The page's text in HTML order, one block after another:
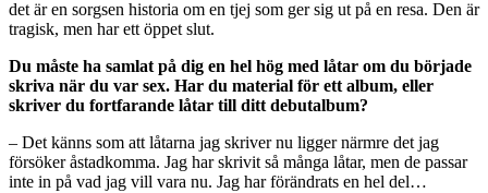
det är en sorgsen historia om en tjej som ger sig ut på en resa. Den är
tragisk, men har ett öppet slut.
Du måste ha samlat på dig en hel hög med låtar om du började
skriva när du var sex. Har du material för ett album, eller
skriver du fortfarande låtar till ditt debutalbum?
– Det känns som att låtarna jag skriver nu ligger närmre det jag
försöker åstadkomma. Jag har skrivit så många låtar, men de passar
inte in på vad jag vill vara nu. Jag har förändrats en hel del…